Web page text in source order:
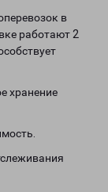
в
работают 2
хранение